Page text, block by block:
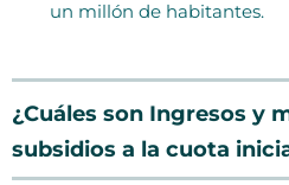
un millón de habitantes.
¿Cuáles son Ingresos y
subsidios a la cuota